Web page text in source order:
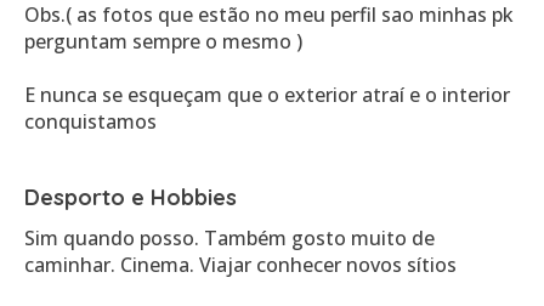
Obs.( as fotos que estão no meu perfil sao minhas pk
perguntam sempre o mesmo )
E nunca se esqueçam que o exterior atraí e o interior
conquistamos
Desporto e Hobbies
Sim quando posso. Também gosto muito de
caminhar. Cinema. Viajar conhecer novos sítios